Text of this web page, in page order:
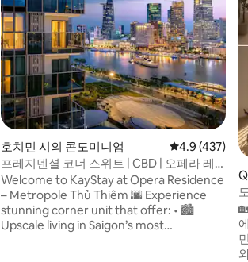
호치민 시의 콘도미니엄 평점 4.9점(5
4.9 (437)
프레지덴셜 코너 스위트 | CBD | 오페라 레
지던스
Welcome to KayStay at Opera Residence
– Metropole Thủ Thiêm 🌆 Experience
stunning corner unit that offer: • 🏙️
Upscale living in Saigon’s most
에 위치